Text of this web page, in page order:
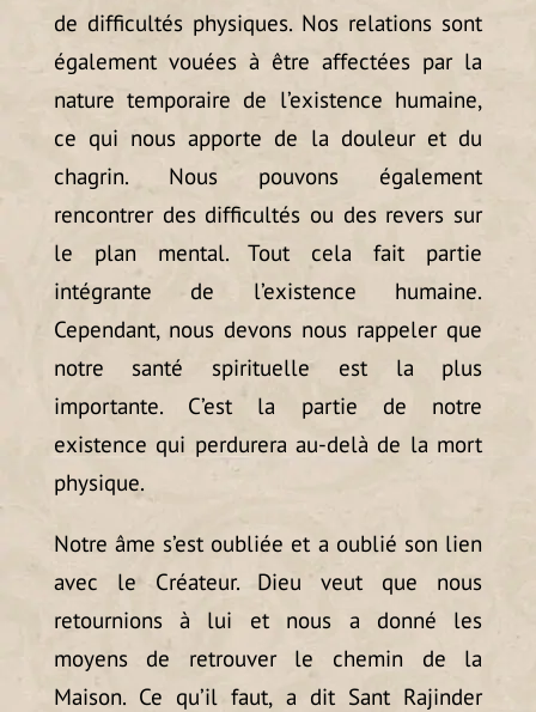
de difficultés physiques. Nos relations sont
également vouées à être affectées par la
nature temporaire de l’existence humaine,
ce qui nous apporte de la douleur et du
chagrin. Nous pouvons également
rencontrer des difficultés ou des revers sur
le plan mental. Tout cela fait partie
intégrante de l’existence humaine.
Cependant, nous devons nous rappeler que
notre santé spirituelle est la plus
importante. C’est la partie de notre
existence qui perdurera au-delà de la mort
physique.
Notre âme s’est oubliée et a oublié son lien
avec le Créateur. Dieu veut que nous
retournions à lui et nous a donné les
moyens de retrouver le chemin de la
Maison. Ce qu’il faut, a dit Sant Rajinder